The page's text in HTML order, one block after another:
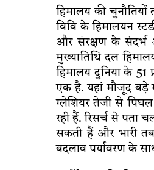
हिमालय की चुनौतियों
विवि के हिमालयन
और संरक्षण के संदर्भ
मुख्यातिथि दल
हिमालय दुनिया के
एक है. यहां मौजूद बड़े
ग्लेशियर तेजी से
रही हैं. रिसर्च से पता
सकती हैं और भारी
बदलाव पर्यावरण के